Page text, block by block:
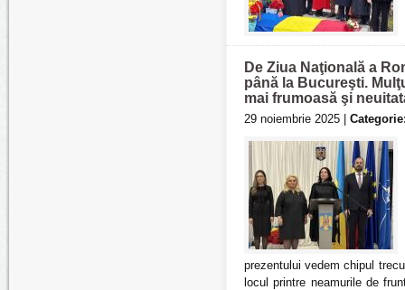
De Ziua Naţională a
până la Bucureşti.
mai frumoasă şi
29 noiembrie 2025 |
prezentului vedem chipul
locul printre neamurile de